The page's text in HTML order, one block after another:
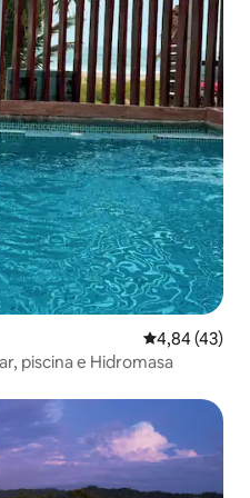
Calificación
4,84 (43)
piscina e Hidromasa